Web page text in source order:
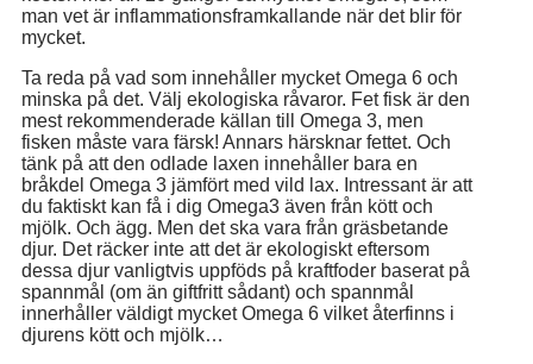
man vet är inflammationsframkallande när det blir för
mycket.
Ta reda på vad som innehåller mycket Omega 6 och
minska på det. Välj ekologiska råvaror. Fet fisk är den
mest rekommenderade källan till Omega 3, men
fisken måste vara färsk! Annars härsknar fettet. Och
tänk på att den odlade laxen innehåller bara en
bråkdel Omega 3 jämfört med vild lax. Intressant är att
du faktiskt kan få i dig Omega3 även från kött och
mjölk. Och ägg. Men det ska vara från gräsbetande
djur. Det räcker inte att det är ekologiskt eftersom
dessa djur vanligtvis uppföds på kraftfoder baserat på
spannmål (om än giftfritt sådant) och spannmål
innerhåller väldigt mycket Omega 6 vilket återfinns i
djurens kött och mjölk…